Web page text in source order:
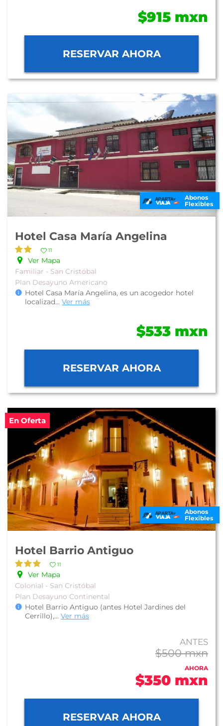
$915 mxn
RESERVAR AHORA
Abonos
Flexibles
Hotel Casa María Angelina
11
Ver Mapa
Familiar - San Cristóbal
Plan Desayuno Americano
Hotel Casa María Angelina, es un acogedor hotel
localizad... Ver más
$533 mxn
RESERVAR AHORA
En Oferta
Abonos
Flexibles
Hotel Barrio Antiguo
11
Ver Mapa
Colonial - San Cristóbal
Plan Desayuno Continental
Hotel Barrio Antiguo (antes Hotel Jardines del
Cerrillo),... Ver más
ANTES
$500 mxn
AHORA
$350 mxn
RESERVAR AHORA